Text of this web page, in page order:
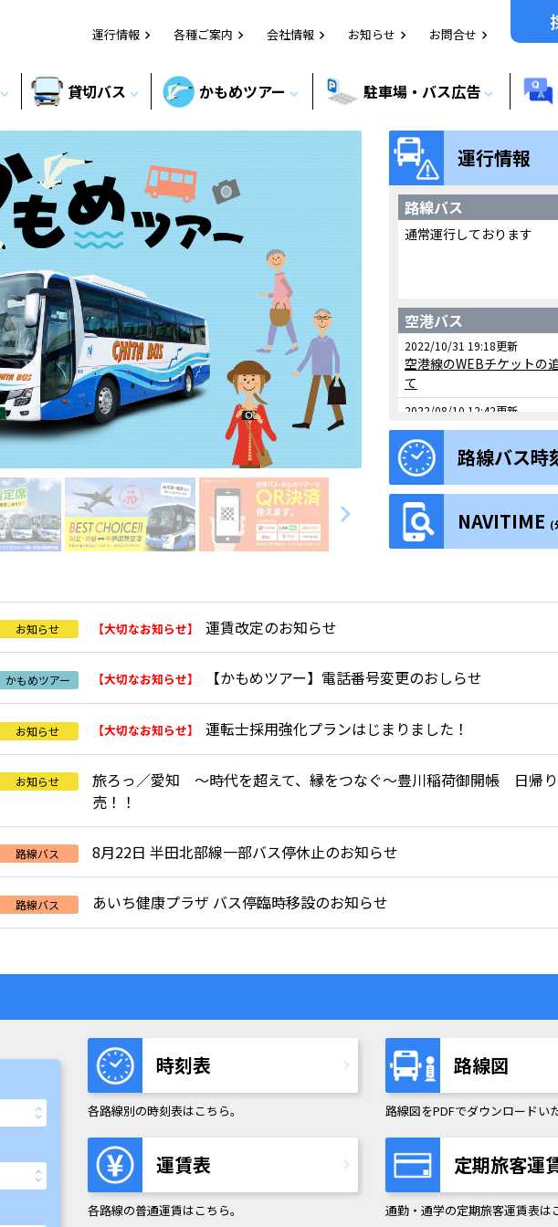
運行情報 chevron_right 各種ご案内 chevron_right 会社情報 chevron_right お知らせ chevron_right お問合せ chevron_right
expand_more 貸切バス expand_more かもめツアー expand_more 駐車場・バス広告expand_more
navigate_next
運行情報
路線バス
通常運行しております
空港バス
2022/10/31 19:18更新
空港線のWEBチケットの
て
2022/08/10 12:42更新
空港バスWEBチケット導
路線バス時
NAVITIME (
お知らせ 【大切なお知らせ】 運賃改定のお知らせ
かもめツアー 【大切なお知らせ】 【かもめツアー】電話番号変更のおしらせ
お知らせ 【大切なお知らせ】 運転士採用強化プランはじまりました！
お知らせ
旅ろっ／愛知 ～時代を超えて、縁をつなぐ～豊川稲荷御開帳 日帰
売！！
路線バス 8月22日 半田北部線一部バス停休止のお知らせ
路線バス あいち健康プラザ バス停臨時移設のお知らせ
時刻表
各路線別の時刻表はこちら。
路線図
路線図をPDFでダウンロードい
運賃表
各路線の普通運賃はこちら。
定期旅客運
通勤・通学の定期旅客運賃表は